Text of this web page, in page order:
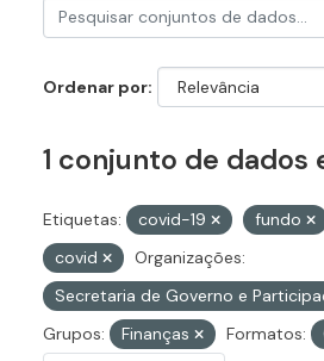
Ordenar por
1 conjunto de dados
Etiquetas: covid-19 fundo
covid
Organizações:
Secretaria de Governo e
Grupos:
Finanças Formatos: